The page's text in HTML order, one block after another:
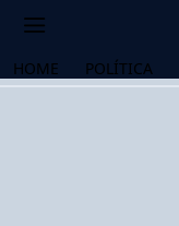
HOME POLÍTICA